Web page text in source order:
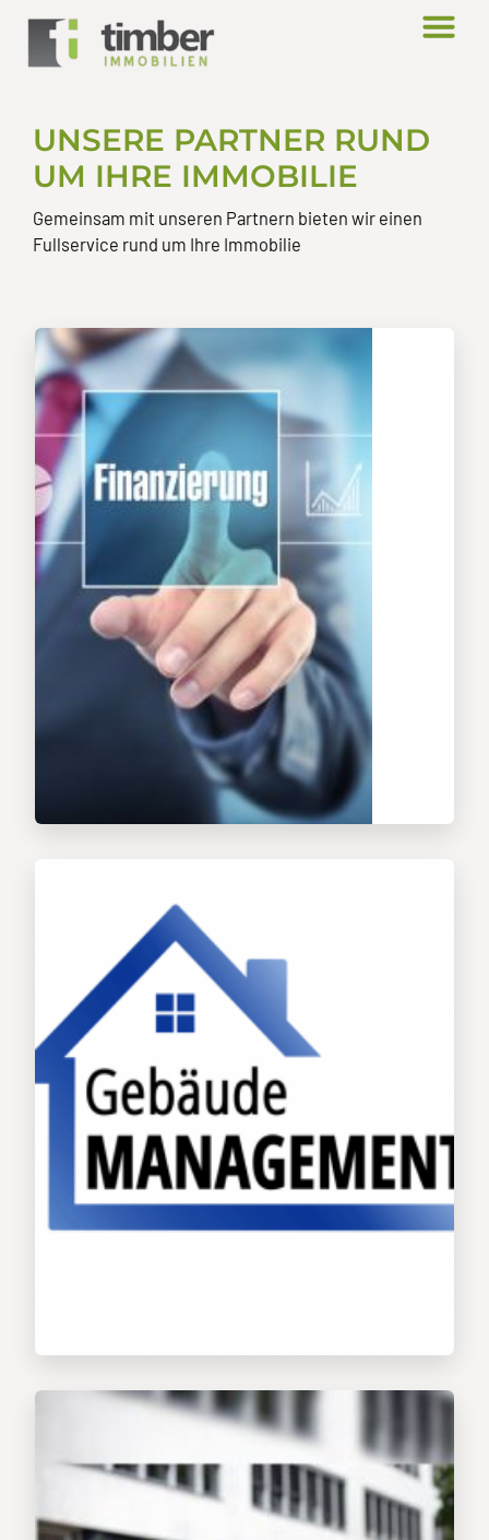
UNSERE PARTNER RUND
UM IHRE IMMOBILIE
Gemeinsam mit unseren Partnern bieten wir einen
Fullservice rund um Ihre Immobilie
Freie Finanzierungs-vermittler
Banken
Family-Offices
Vermögensverwalter
Asset-Management
Steuerberater
Wirtschaftsprüfer